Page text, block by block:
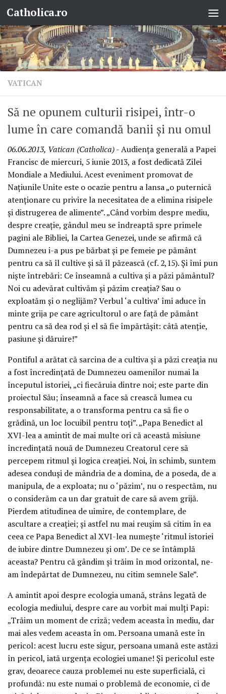
Skip to content
Catholica.ro
VATICAN
Să ne opunem culturii risipei, într-o
lume în care comandă banii şi nu omul
06.06.2013, Vatican (Catholica)- Audienţa generală a Papei
Francisc de miercuri, 5 iunie 2013, a fost dedicată Zilei
Mondiale a Mediului. Acest eveniment promovat de
Naţiunile Unite este o ocazie pentru a lansa „o puternică
atenţionare cu privire la necesitatea de a elimina risipele
şi distrugerea de alimente”. „Când vorbim despre mediu,
despre creaţie, gândul meu se îndreaptă spre primele
pagini ale Bibliei, la Cartea Genezei, unde se afirmă că
Dumnezeu i-a pus pe bărbat şi pe femeie pe pământ
pentru ca să îl cultive şi să îl păzească (cf. 2,15). Şi îmi pun
nişte întrebări: Ce înseamnă a cultiva şi a păzi pământul?
Noi cu adevărat cultivăm şi păzim creaţia? Sau o
exploatăm şi o neglijăm? Verbul ‘a cultiva’ îmi aduce în
minte grija pe care agricultorul o are faţă de pământ
pentru ca să dea rod şi el să fie împărtăşit: câtă atenţie,
pasiune şi dăruire!”
Pontiful a arătat că sarcina de a cultiva şi a păzi creaţia nu
a fost încredinţată de Dumnezeu oamenilor numai la
începutul istoriei, „ci fiecăruia dintre noi; este parte din
proiectul Său; înseamnă a face să crească lumea cu
responsabilitate, a o transforma pentru ca să fie o
grădină, un loc locuibil pentru toţi”. „Papa Benedict al
XVI-lea a amintit de mai multe ori că această misiune
încredinţată nouă de Dumnezeu Creatorul cere să
percepem ritmul şi logica creaţiei. Noi, în schimb, suntem
adesea conduşi de mândria de a domina, de a poseda, de a
manipula, de a exploata; nu o ‘păzim’, nu o respectăm, nu
o considerăm ca un dar gratuit de care să avem grijă.
Pierdem atitudinea de uimire, de contemplare, de
ascultare a creaţiei; şi astfel nu mai reuşim să citim în ea
ceea ce Papa Benedict al XVI-lea numeşte ‘ritmul istoriei
de iubire dintre Dumnezeu şi om’. De ce se întâmplă
aceasta? Pentru că gândim şi trăim în mod orizontal, ne-
am îndepărtat de Dumnezeu, nu citim semnele Sale”.
A amintit apoi despre ecologia umană, strâns legată de
ecologia mediului, despre care au vorbit mai mulţi Papi:
„Trăim un moment de criză; vedem aceasta în mediu, dar
mai ales vedem aceasta în om. Persoana umană este în
pericol: acest lucru este sigur, persoana umană este astăzi
în pericol, iată urgenţa ecologiei umane! Şi pericolul este
grav, deoarece cauza problemei nu este superficială, ci
profundă: nu este numai o problemă de economie, ci de